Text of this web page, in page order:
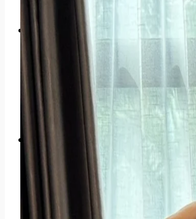
Drama & Thị Phi
Drama Sao Việt
Drama Quốc Tế
Những cuộc khẩu chiến
Scandal Hậu Trường
Đời Sống Sao
Phong Cách & Thời Trang
Chuyện tình cảm
Gia Đình Sao
Sao & Doanh Nghiệp